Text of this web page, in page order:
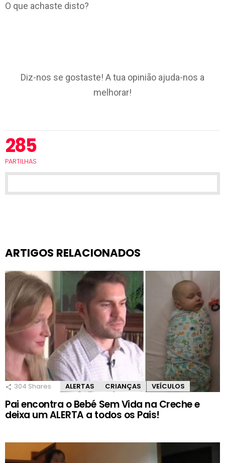
O que achaste disto?
Diz-nos se gostaste! A tua opinião ajuda-nos a
melhorar!
285
PARTILHAS
ARTIGOS RELACIONADOS
304 Shares ALERTAS CRIANÇAS VEÍCULOS
Pai encontra o Bebé Sem Vida na Creche e
deixa um ALERTA a todos os Pais!